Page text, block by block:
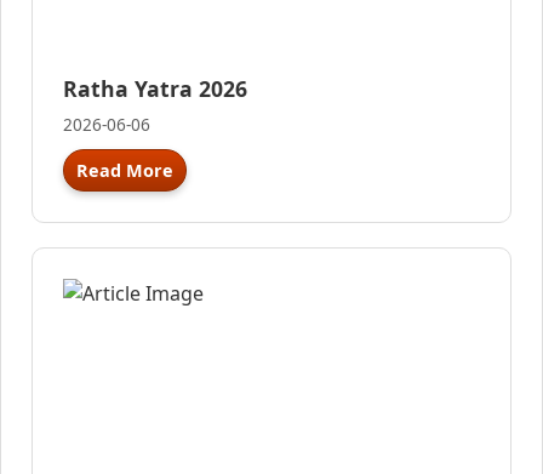
Ratha Yatra 2026
2026-06-06
Read More